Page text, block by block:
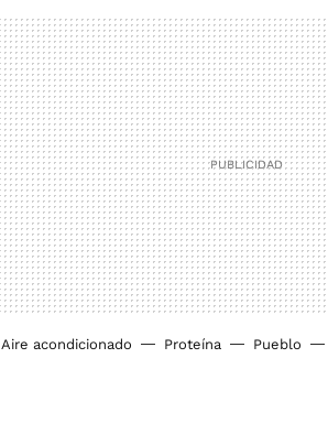
Aire acondicionado Proteína Pueblo